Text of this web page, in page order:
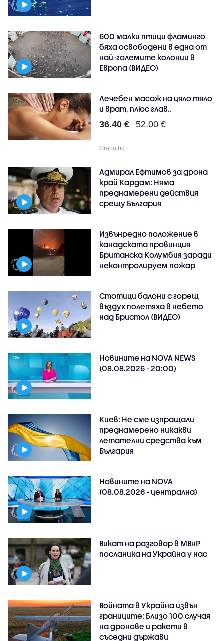
600 малки птици фламинго
бяха освободени в една от
най-големите колонии в
Европа (ВИДЕО)
Лечебен масаж на цяло тяло
и врат, плюс глав..
36.40 € 52.00 €
Grabo.bg
Адмирал Ефтимов за дрона
край Кардам: Няма
преднамерени действия
срещу България
Извънредно положение в
канадската провинция
Британска Колумбия заради
неконтролируем пожар
Стотици балони с горещ
въздух полетяха в небето
над Бристол (ВИДЕО)
Новините на NOVA NEWS
(08.08.2026 - 20:00)
Киев: Не сме изпращали
преднамерено никакви
летателни средства към
България
Новините на NOVA
(08.08.2026 - централна)
Викат на разговор в МВнР
посланика на Украйна у нас
Войната в Украйна извън
границите: Близо 100 случая
на дронове и ракети в
съседни държави